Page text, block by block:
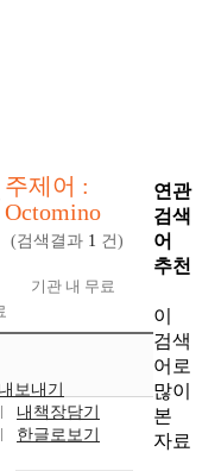
주제어 :
Octomino
(검색결과 1 건)
기관 내 무료
내보내기
내책장담기
한글로보기
연관
검색
어
추천
이
검색
어로
많이
본
자료